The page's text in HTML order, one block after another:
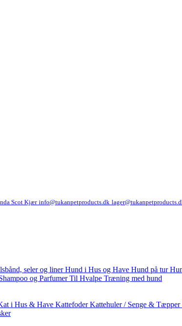
Scot Kjær info@tukanpetproducts.dk
seler og liner Hund i Hus og Have Hund på tur
og Parfumer Til Hvalpe Træning med hund
i Hus & Have Kattefoder Kattehuler / Senge & Tæpper